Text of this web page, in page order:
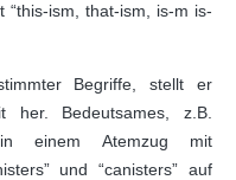
“this-ism, that-ism, is-m is-
Begriffe, stellt er
her. Bedeutsames, z.B.
einem Atemzug mit
und “canisters” auf